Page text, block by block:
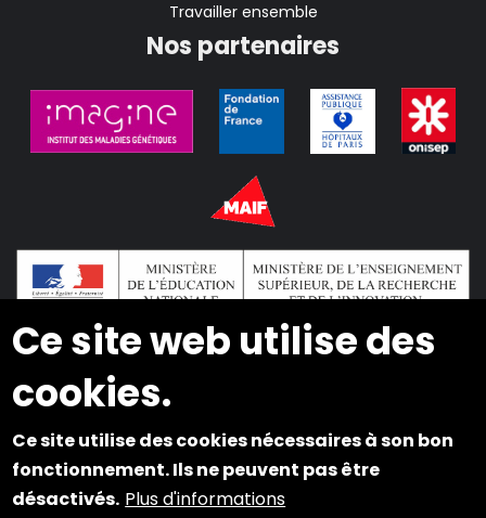
Ce site web utilise des
cookies.
Ce site utilise des cookies nécessaires à son bon
fonctionnement. Ils ne peuvent pas être
désactivés. Plus d'informations
Travailler ensemble
Nos partenaires
2024 © Copyright INSEI. Tous droits réservés
Plan du site
Mentions légales